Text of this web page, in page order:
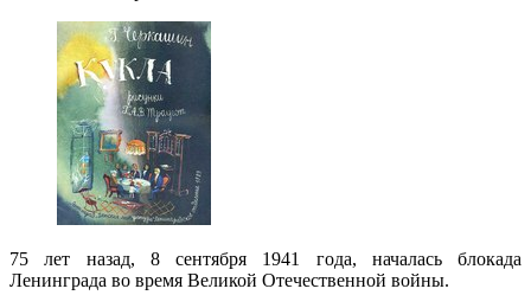
75 лет назад, 8 сентября 1941 года, началась блокада
Ленинграда во время Великой Отечественной войны.